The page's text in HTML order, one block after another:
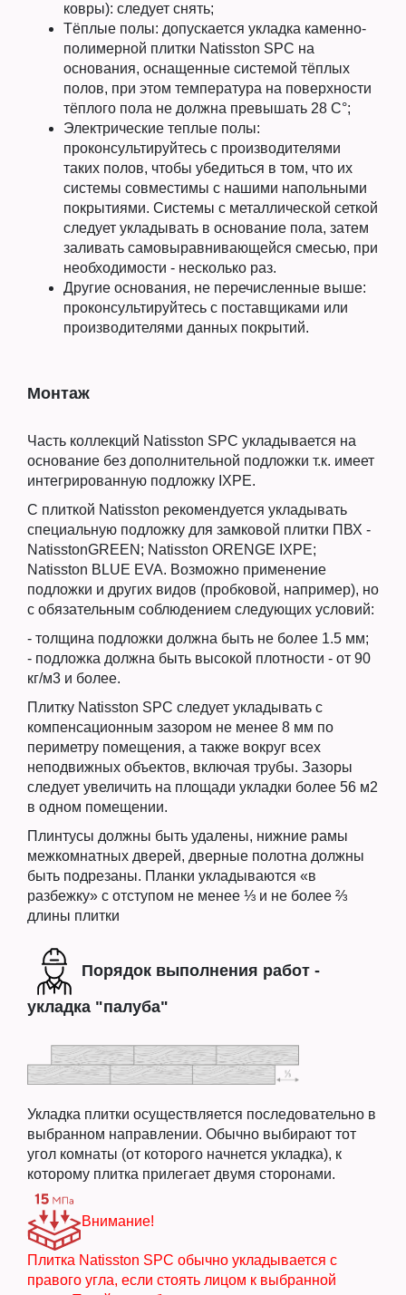
ковры): следует снять;
Тёплые полы: допускается укладка каменно-
полимерной плитки Natisston SPC на
основания, оснащенные системой тёплых
полов, при этом температура на поверхности
тёплого пола не должна превышать 28 C°;
Электрические теплые полы:
проконсультируйтесь с производителями
таких полов, чтобы убедиться в том, что их
системы совместимы с нашими напольными
покрытиями. Системы с металлической сеткой
следует укладывать в основание пола, затем
заливать самовыравнивающейся смесью, при
необходимости - несколько раз.
Другие основания, не перечисленные выше:
проконсультируйтесь с поставщиками или
производителями данных покрытий.
Монтаж
Часть коллекций Natisston SPC укладывается на
основание без дополнительной подложки т.к. имеет
интегрированную подложку IXPE.
С плиткой Natisston рекомендуется укладывать
специальную подложку для замковой плитки ПВХ -
NatisstonGREEN; Natisston ORENGE IXPE;
Natisston BLUE EVA. Возможно применение
подложки и других видов (пробковой, например), но
с обязательным соблюдением следующих условий:
- толщина подложки должна быть не более 1.5 мм;
- подложка должна быть высокой плотности - от 90
кг/м3 и более.
Плитку Natisston SPC следует укладывать с
компенсационным зазором не менее 8 мм по
периметру помещения, а также вокруг всех
неподвижных объектов, включая трубы. Зазоры
следует увеличить на площади укладки более 56 м2
в одном помещении.
Плинтусы должны быть удалены, нижние рамы
межкомнатных дверей, дверные полотна должны
быть подрезаны. Планки укладываются «в
разбежку» с отступом не менее ⅓ и не более ⅔
длины плитки
Порядок выполнения работ -
укладка "палуба"
Укладка плитки осуществляется последовательно в
выбранном направлении. Обычно выбирают тот
угол комнаты (от которого начнется укладка), к
которому плитка прилегает двумя сторонами.
Внимание!
Плитка Natisston SPC обычно укладывается с
правого угла, если стоять лицом к выбранной